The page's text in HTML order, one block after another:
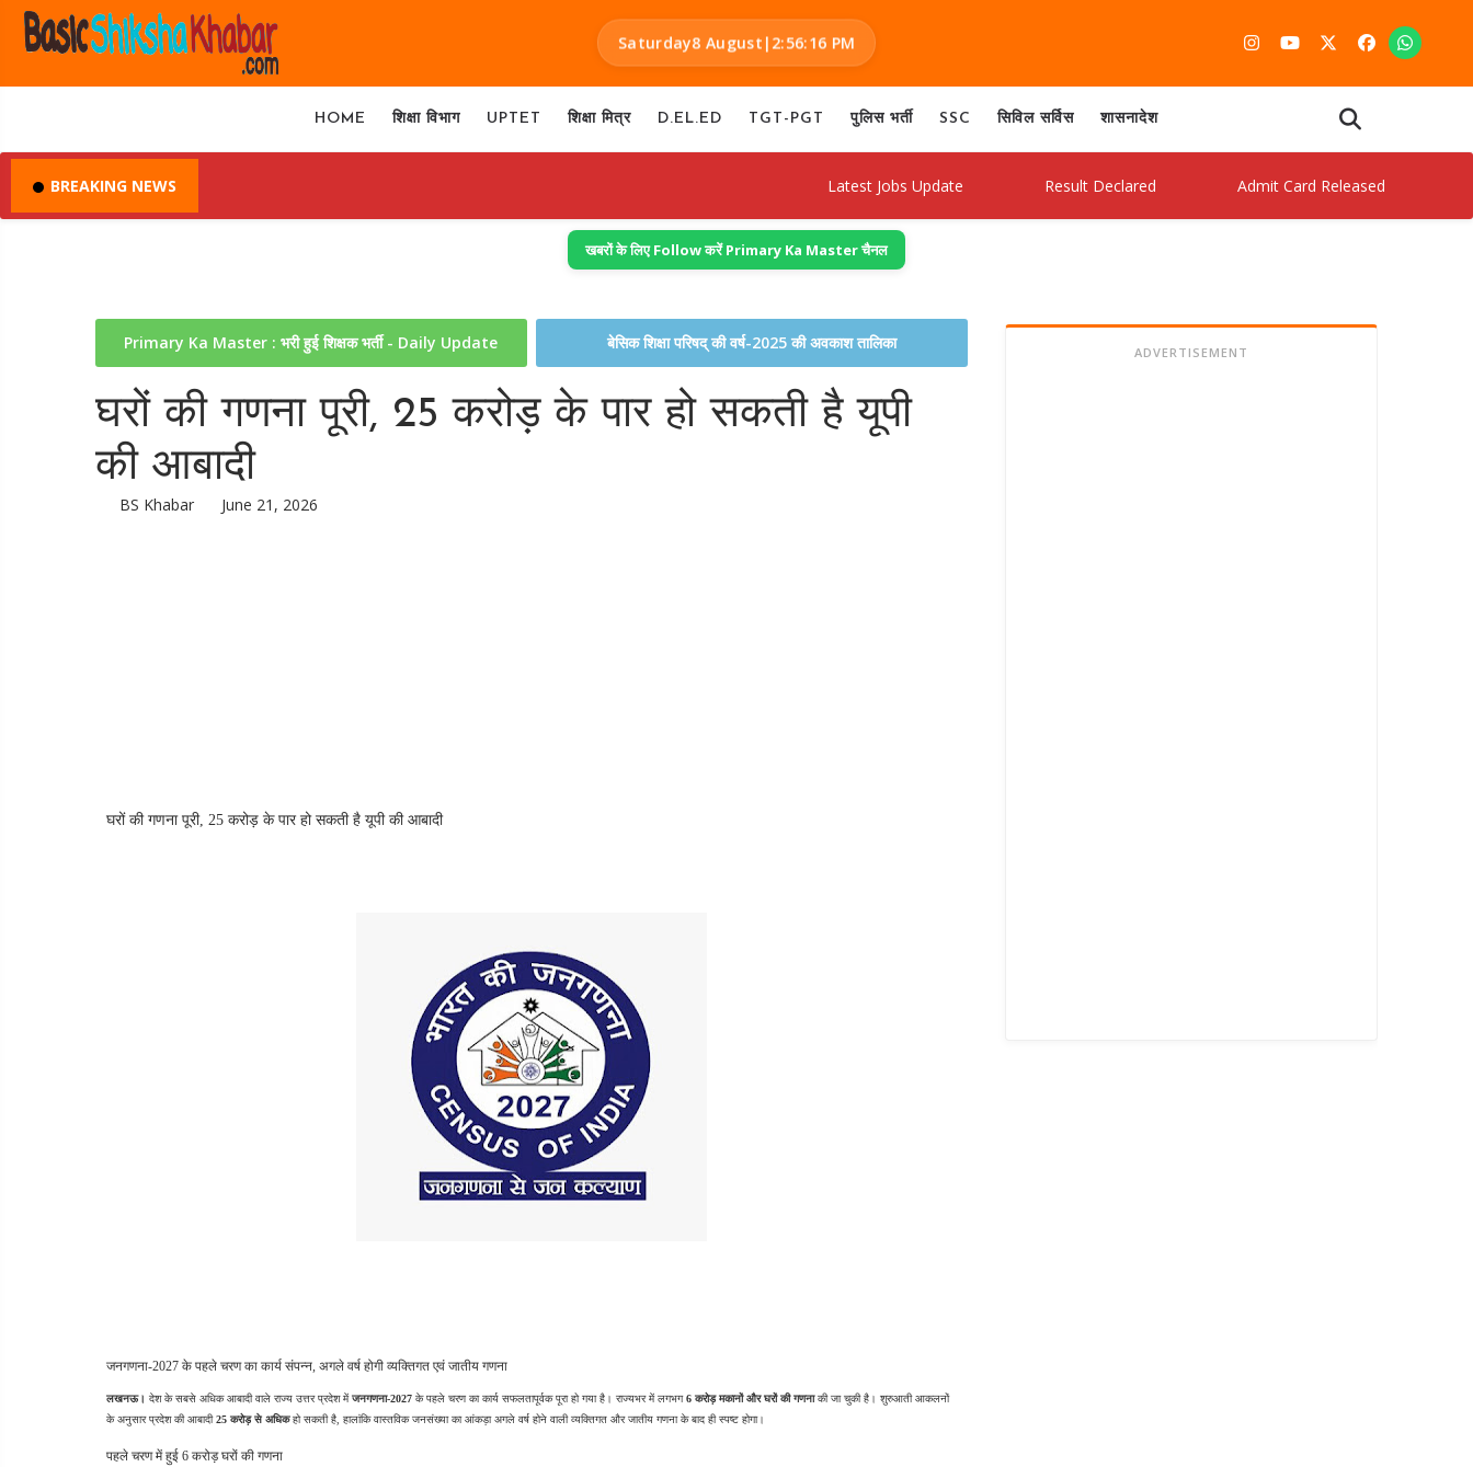
Saturday8 August | 2:56:17 PM
HOME शिक्षा विभाग UPTET शिक्षा मित्र D.EL.ED TGT-PGT पुलिस भर्ती SSC सिविल सर्विस शासनादेश
BREAKING NEWS Latest Jobs Update Result Declared Admit Card Released
खबरों के लिए Follow करें Primary Ka Master चैनल
Primary Ka Master : भरी हुई शिक्षक भर्ती - Daily Update बेसिक शिक्षा परिषद् की वर्ष-2025 की अवकाश तालिका
घरों की गणना पूरी, 25 करोड़ के पार हो सकती है यूपी
की आबादी
BS Khabar June 21, 2026
घरों की गणना पूरी, 25 करोड़ के पार हो सकती है यूपी की आबादी
जनगणना-2027 के पहले चरण का कार्य संपन्न, अगले वर्ष होगी व्यक्तिगत एवं जातीय गणना
लखनऊ। देश के सबसे अधिक आबादी वाले राज्य उत्तर प्रदेश में जनगणना-2027 के पहले चरण का कार्य सफलतापूर्वक पूरा हो गया है। राज्यभर में लगभग 6 करोड़ मकानों और घरों की गणना की जा चुकी है। शुरुआती आकलनों
के अनुसार प्रदेश की आबादी 25 करोड़ से अधिक हो सकती है, हालांकि वास्तविक जनसंख्या का आंकड़ा अगले वर्ष होने वाली व्यक्तिगत और जातीय गणना के बाद ही स्पष्ट होगा।
पहले चरण में हुई 6 करोड़ घरों की गणना
ADVERTISEMENT